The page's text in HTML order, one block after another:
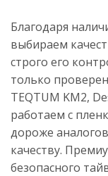
Благодаря
выбираем
строго его
только
TEQTUM KM2,
работаем с
дороже
качеству.
безопасного